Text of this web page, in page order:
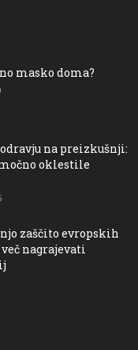
masko doma?
na preizkušnji:
oklestile
zaščito evropskih
nagrajevati